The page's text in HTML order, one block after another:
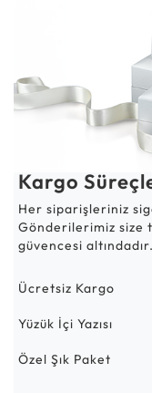
Kargo
Her siparişleriniz
Gönderilerimiz size
güvencesi altındadır.
Ücretsiz Kargo
Yüzük İçi Yazısı
Özel Şık Paket